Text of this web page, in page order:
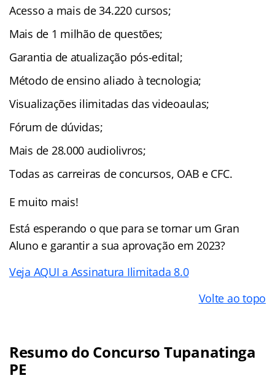
Acesso a mais de 34.220 cursos;
Mais de 1 milhão de questões;
Garantia de atualização pós-edital;
Método de ensino aliado à tecnologia;
Visualizações ilimitadas das videoaulas;
Fórum de dúvidas;
Mais de 28.000 audiolivros;
Todas as carreiras de concursos, OAB e CFC.
E muito mais!
Está esperando o que para se tornar um Gran
Aluno e garantir a sua aprovação em 2023?
Veja AQUI a Assinatura Ilimitada 8.0
Volte ao topo
Resumo do Concurso Tupanatinga
PE